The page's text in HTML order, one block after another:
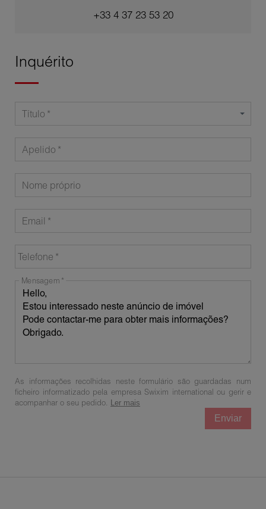
Inquérito
Título
Apelido
Nome próprio
Email
Telefone
Mensagem
As informações recolhidas neste formulário são guardadas num
ficheiro informatizado pela empresa Swixim international ou gerir e
acompanhar o seu pedido.
Ler mais
Enviar
+33 4 37 23 53 20